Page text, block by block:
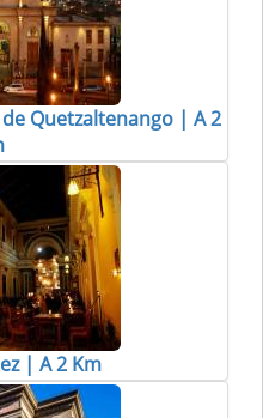
Quetzaltenango | A 2
| A 2 Km